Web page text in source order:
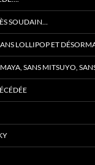
SOUDAIN…
LOLLIPOP ET
SANS MITSUYO,